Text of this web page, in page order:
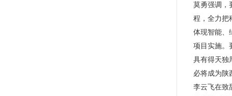
莫勇强调，
程，全力把
体现智能、
项目实施。
具有得天独
必将成为陕
李云飞在致